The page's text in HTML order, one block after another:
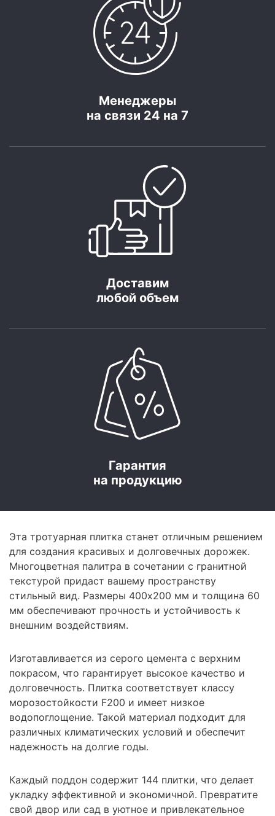
Менеджеры
на связи 24 на 7
Доставим
любой объем
Гарантия
на продукцию
Эта тротуарная плитка станет отличным решением
для создания красивых и долговечных дорожек.
Многоцветная палитра в сочетании с гранитной
текстурой придаст вашему пространству
стильный вид. Размеры 400x200 мм и толщина 60
мм обеспечивают прочность и устойчивость к
внешним воздействиям.
Изготавливается из серого цемента с верхним
покрасом, что гарантирует высокое качество и
долговечность. Плитка соответствует классу
морозостойкости F200 и имеет низкое
водопоглощение. Такой материал подходит для
различных климатических условий и обеспечит
надежность на долгие годы.
Каждый поддон содержит 144 плитки, что делает
укладку эффективной и экономичной. Превратите
свой двор или сад в уютное и привлекательное